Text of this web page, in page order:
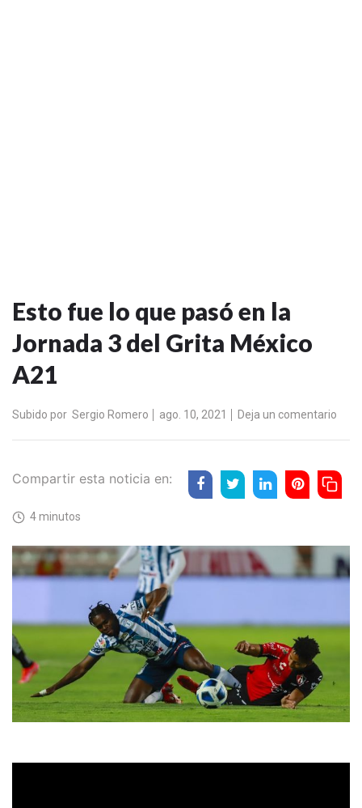
Esto fue lo que pasó en la
Jornada 3 del Grita México
A21
Subido por Sergio Romero ago. 10, 2021 Deja un comentario
Compartir esta noticia en:
4 minutos